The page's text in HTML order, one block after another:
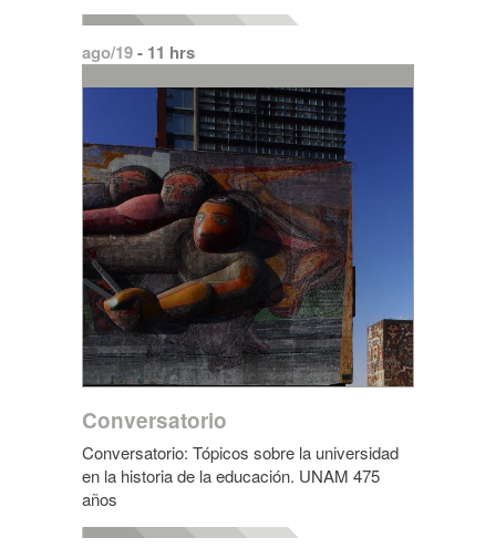
ago/19- 11 hrs
Conversatorio
Conversatorio: Tópicos sobre la universidad
en la historia de la educación. UNAM 475
años